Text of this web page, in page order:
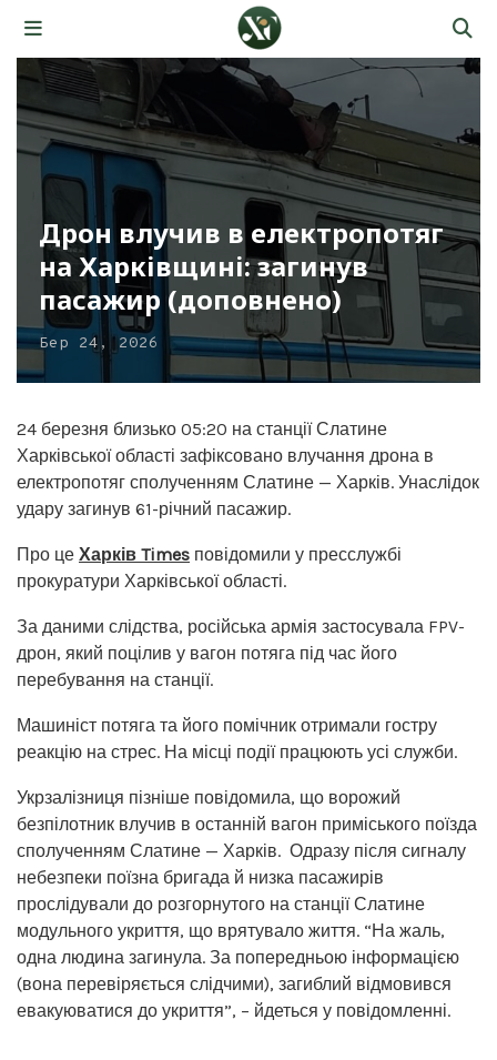
Дрон влучив в електропотяг
на Харківщині: загинув
пасажир (доповнено)
Бер 24, 2026
24 березня близько 05:20 на станції Слатине
Харківської області зафіксовано влучання дрона в
електропотяг сполученням Слатине — Харків. Унаслідок
удару загинув 61-річний пасажир.
Про це Харків Times повідомили у пресслужбі
прокуратури Харківської області.
За даними слідства, російська армія застосувала FPV-
дрон, який поцілив у вагон потяга під час його
перебування на станції.
Машиніст потяга та його помічник отримали гостру
реакцію на стрес. На місці події працюють усі служби.
Укрзалізниця пізніше повідомила, що ворожий
безпілотник влучив в останній вагон приміського поїзда
сполученням Слатине — Харків. Одразу після сигналу
небезпеки поїзна бригада й низка пасажирів
прослідували до розгорнутого на станції Слатине
модульного укриття, що врятувало життя. “На жаль,
одна людина загинула. За попередньою інформацією
(вона перевіряється слідчими), загиблий відмовився
евакуюватися до укриття”, – йдеться у повідомленні.